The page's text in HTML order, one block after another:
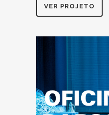
VER PROJETO